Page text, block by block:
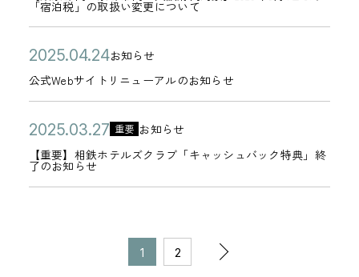
メ
セ
ー
ジ
に
ご
注
ブ
＞
セ
キ
ュ
リ
テ
ィ
強
以
降
＜
相
鉄
ホ
テ
ル
の
用
に
す
る
禁
1
月
8
フ
ィ
シ
グ
サ
イ
「宿泊税」の取扱い変更について
日
年
1
1
月
0
4
ゴ
リ
ー
京
内
・
京
都
市
内
公式Webサイトリニューアルのお知らせ
公
開
日
2
0
2
5
年
0
4
カ
テ
リ
ー
お知らせ
公
式
W
e
b
サ
イ
【重要】相鉄ホテルズクラブ「キャッシュバック特典」終
了のお知らせ
公
開
日
2
0
2
カ
テ
ゴ
重要 お知らせ
【
重
要
1 2
次